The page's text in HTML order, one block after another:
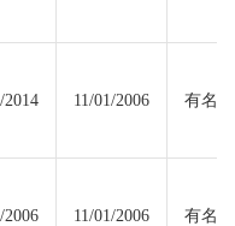
2014 11/01/2006 有名额
2006 11/01/2006 有名额